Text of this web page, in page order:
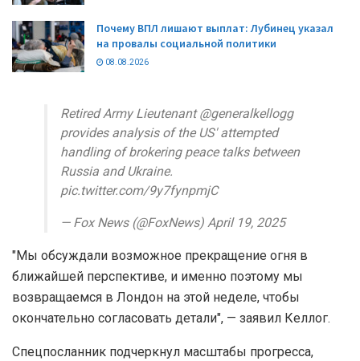
Почему ВПЛ лишают выплат: Лубинец указал
на провалы социальной политики
08.08.2026
Retired Army Lieutenant @generalkellogg
provides analysis of the US' attempted
handling of brokering peace talks between
Russia and Ukraine.
pic.twitter.com/9y7fynpmjC
— Fox News (@FoxNews) April 19, 2025
"Мы обсуждали возможное прекращение огня в
ближайшей перспективе, и именно поэтому мы
возвращаемся в Лондон на этой неделе, чтобы
окончательно согласовать детали", — заявил Келлог.
Спецпосланник подчеркнул масштабы прогресса,